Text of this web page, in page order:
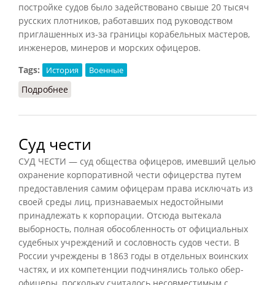
постройке судов было задействовано свыше 20 тысяч
русских плотников, работавших под руководством
приглашенных из-за границы корабельных мастеров,
инженеров, минеров и морских офицеров.
Tags:
История Военные
Подробнее
Суд чести
СУД ЧЕСТИ — суд общества офицеров, имевший целью
охранение корпоративной чести офицерства путем
предоставления самим офицерам права исключать из
своей среды лиц, признаваемых недостойными
принадлежать к корпорации. Отсюда вытекала
выборность, полная обособленность от официальных
судебных учреждений и сословность судов чести. В
России учреждены в 1863 годы в отдельных воинских
частях, и их компетенции подчинялись только обер-
офицеры, поскольку считалось несовместимым с